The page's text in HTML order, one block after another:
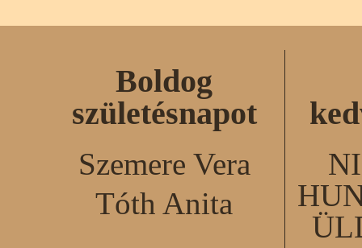
Boldog
születésnapot
Szemere Vera
Tóth Anita